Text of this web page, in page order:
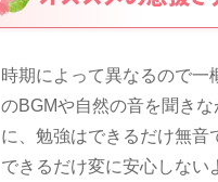
時期によって異なるので一
のBGMや自然の音を聞き
に、勉強はできるだけ無音
できるだけ変に安心しない